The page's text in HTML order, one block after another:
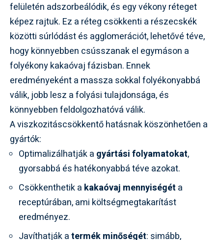
felületén adszorbeálódik, és egy vékony réteget
képez rajtuk. Ez a réteg csökkenti a részecskék
közötti súrlódást és agglomerációt, lehetővé téve,
hogy könnyebben csússzanak el egymáson a
folyékony kakaóvaj fázisban. Ennek
eredményeként a massza sokkal folyékonyabbá
válik, jobb lesz a folyási tulajdonsága, és
könnyebben feldolgozhatóvá válik.
A viszkozitáscsökkentő hatásnak köszönhetően a
gyártók:
Optimalizálhatják a gyártási folyamatokat,
gyorsabbá és hatékonyabbá téve azokat.
Csökkenthetik a kakaóvaj mennyiségét a
receptúrában, ami költségmegtakarítást
eredményez.
Javíthatják atermék minőségét: simább,